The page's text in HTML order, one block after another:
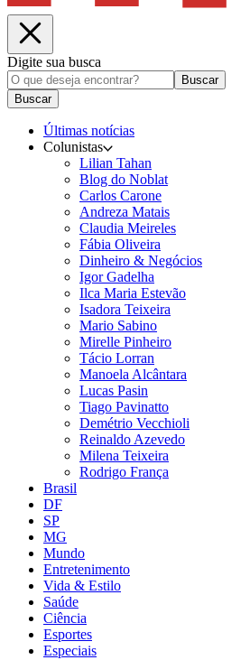
Digite sua busca
Buscar
Buscar
Últimas notícias
Colunistas
Lilian Tahan
Blog do Noblat
Carlos Carone
Andreza Matais
Claudia Meireles
Fábia Oliveira
Dinheiro & Negócios
Igor Gadelha
Ilca Maria Estevão
Isadora Teixeira
Mario Sabino
Mirelle Pinheiro
Tácio Lorran
Manoela Alcântara
Lucas Pasin
Tiago Pavinatto
Demétrio Vecchioli
Reinaldo Azevedo
Milena Teixeira
Rodrigo França
Brasil
DF
SP
MG
Mundo
Entretenimento
Vida & Estilo
Saúde
Ciência
Esportes
Especiais